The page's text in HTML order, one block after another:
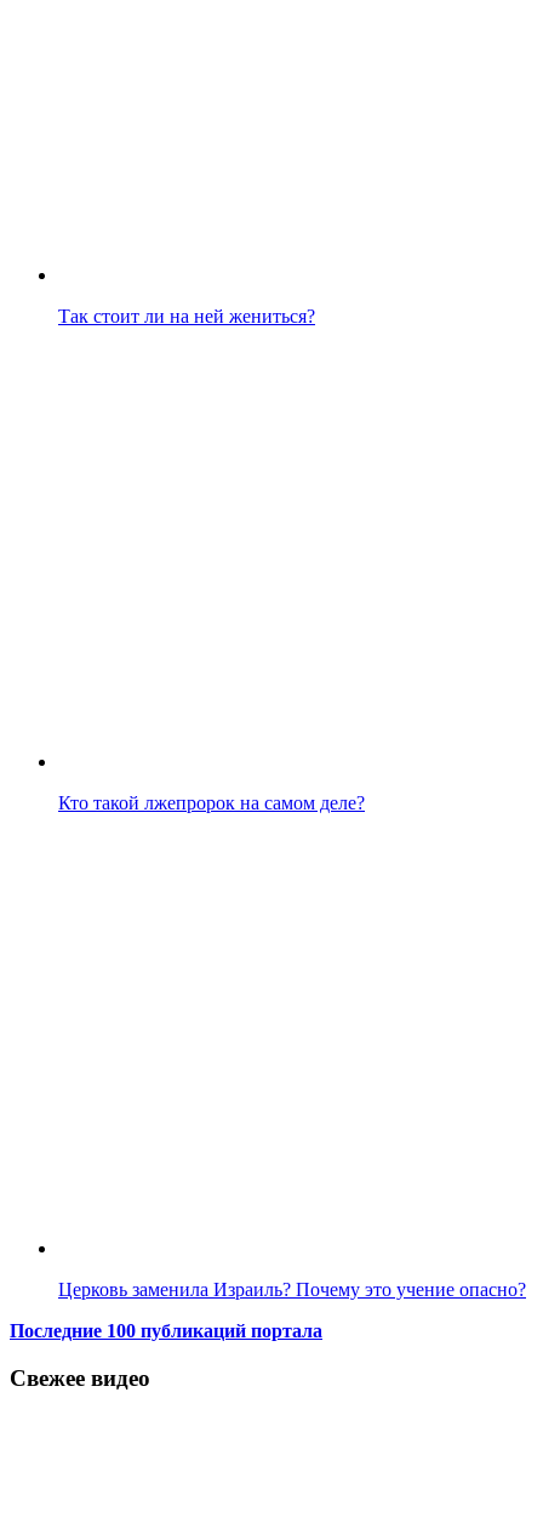
Так стоит ли на ней жениться?
Кто такой лжепророк на самом деле?
Церковь заменила Израиль? Почему это учение опасно?
Последние 100 публикаций портала
Свежее видео